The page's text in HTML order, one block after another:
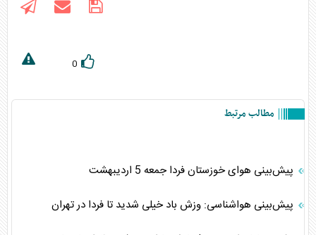
0
مطالب مرتبط
پیش‌بینی هوای خوزستان فردا جمعه 5 اردیبهشت
پیش‌بینی هواشناسی: وزش باد خیلی شدید تا فردا در تهران